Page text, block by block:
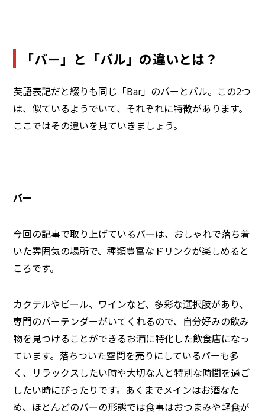
「バー」と「バル」の違いとは？
英語表記だと綴りも同じ「Bar」のバーとバル。この2つ
は、似ているようでいて、それぞれに特徴があります。
ここではその違いを見ていきましょう。
バー
今回の記事で取り上げているバーは、おしゃれで落ち着
いた雰囲気の場所で、種類豊富なドリンクが楽しめると
ころです。
カクテルやビール、ワインなど、多彩な選択肢があり、
専門のバーテンダーがいてくれるので、自分好みの飲み
物を見つけることができるお酒に特化した飲食店になっ
ています。落ちついた空間を売りにしているバーも多
く、リラックスしたい時や大切な人と特別な時間を過ご
したい時にぴったりです。あくまでメインはお酒なた
め、ほとんどのバーの形態では食事はおつまみや軽食が